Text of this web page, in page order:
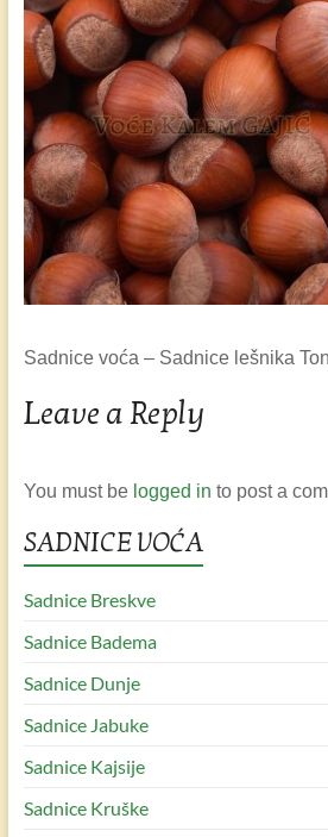
Sadnice voća – Sadnice lešnika
Leave a Reply
You must be logged in to post a
SADNICE VOĆA
Sadnice Breskve
Sadnice Badema
Sadnice Dunje
Sadnice Jabuke
Sadnice Kajsije
Sadnice Kruške